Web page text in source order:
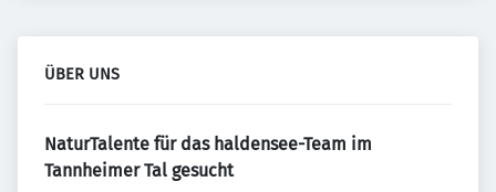
ÜBER UNS
NaturTalente für das haldensee-Team im
Tannheimer Tal gesucht